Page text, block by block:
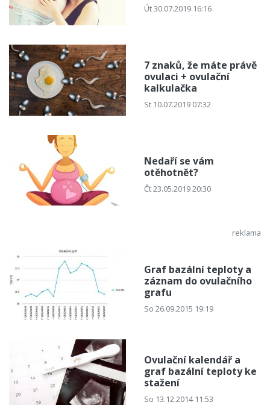
Út 30.07.2019 16:16
7 znaků, že máte právě
ovulaci + ovulační
kalkulačka
St 10.07.2019 07:32
Nedaří se vám
otěhotnět?
Čt 23.05.2019 20:30
Graf bazální teploty a
záznam do ovulačního
grafu
So 26.09.2015 19:19
Ovulační kalendář a
graf bazální teploty ke
stažení
So 13.12.2014 11:53